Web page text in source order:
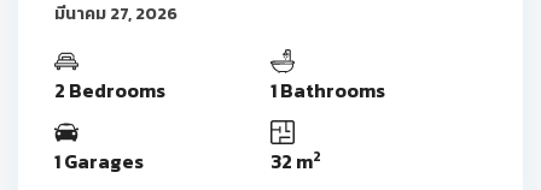
มีนาคม 27, 2026
2 Bedrooms 1 Bathrooms
1 Garages 32 m2